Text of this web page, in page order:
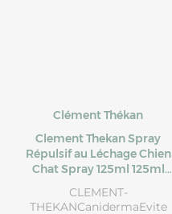
Clément Thékan
Clement Thekan Spray
Répulsif au Léchage Chien
Chat Spray 125ml 125ml
CLEMENT-
THEKANCanidermaEvite